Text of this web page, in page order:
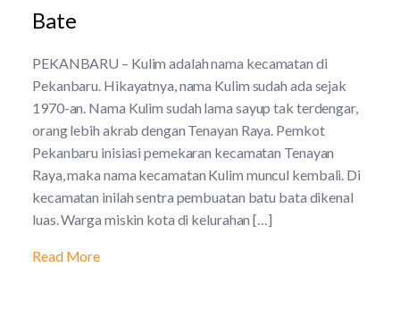
Bate
PEKANBARU – Kulim adalah nama kecamatan di
Pekanbaru. Hikayatnya, nama Kulim sudah ada sejak
1970-an. Nama Kulim sudah lama sayup tak terdengar,
orang lebih akrab dengan Tenayan Raya. Pemkot
Pekanbaru inisiasi pemekaran kecamatan Tenayan
Raya, maka nama kecamatan Kulim muncul kembali. Di
kecamatan inilah sentra pembuatan batu bata dikenal
luas. Warga miskin kota di kelurahan […]
Read More